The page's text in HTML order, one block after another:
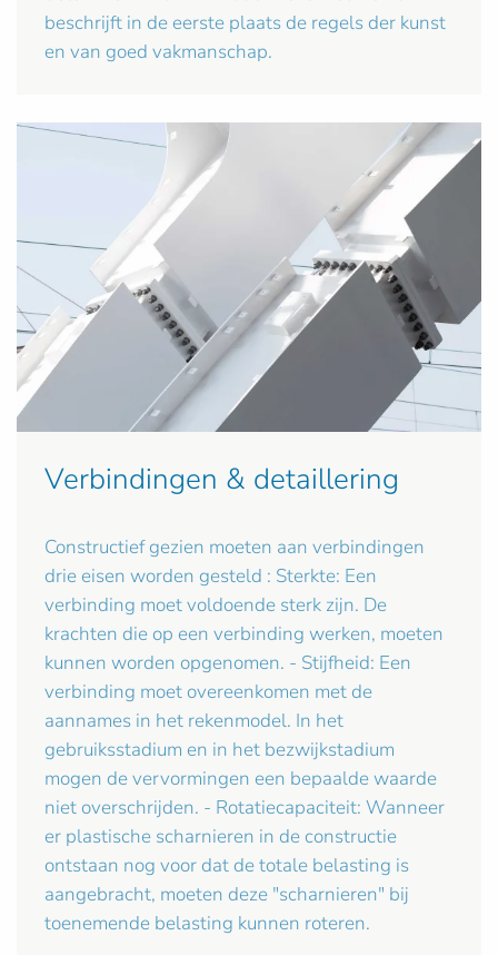
beschrijft in de eerste plaats de regels der kunst
en van goed vakmanschap.
Verbindingen & detaillering
Constructief gezien moeten aan verbindingen
drie eisen worden gesteld : Sterkte: Een
verbinding moet voldoende sterk zijn. De
krachten die op een verbinding werken, moeten
kunnen worden opgenomen. - Stijfheid: Een
verbinding moet overeenkomen met de
aannames in het rekenmodel. In het
gebruiksstadium en in het bezwijkstadium
mogen de vervormingen een bepaalde waarde
niet overschrijden. - Rotatiecapaciteit: Wanneer
er plastische scharnieren in de constructie
ontstaan nog voor dat de totale belasting is
aangebracht, moeten deze "scharnieren" bij
toenemende belasting kunnen roteren.